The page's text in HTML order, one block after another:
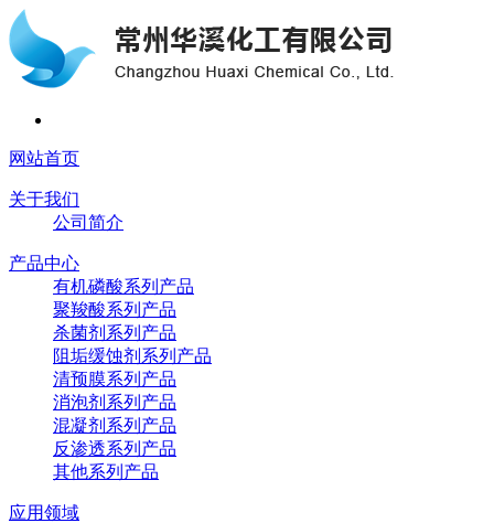
网站首页
关于我们
公司简介
产品中心
有机磷酸系列产品
聚羧酸系列产品
杀菌剂系列产品
阻垢缓蚀剂系列产品
清预膜系列产品
消泡剂系列产品
混凝剂系列产品
反渗透系列产品
其他系列产品
应用领域